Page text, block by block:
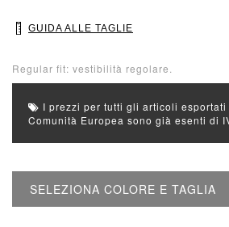
GUIDA ALLE TAGLIE
Regular fit: vestibilità regolare.
I prezzi per tutti gli articoli
Comunità Europea sono già esenti di
SELEZIONA COLORE E TAGLIA